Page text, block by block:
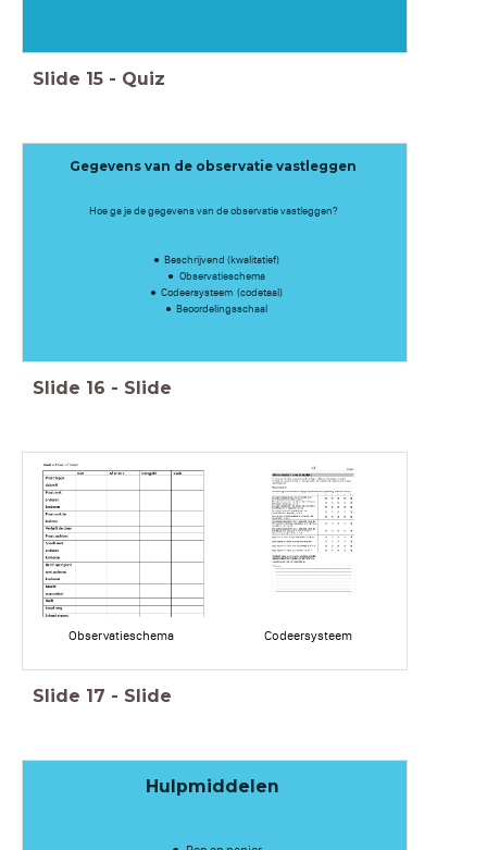
Slide 15 - Quiz
Gegevens van de observatie vastleggen
Hoe ga je de gegevens van de observatie vastleggen? ​
Beschrijvend ​(kwalitatief)
Observatieschema​
Codeersysteem​ (codetaal)
Beoordelingsschaal
Slide 16 - Slide
Observatieschema Codeersysteem
Slide 17 - Slide
Hulpmiddelen